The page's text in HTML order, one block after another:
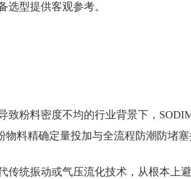
选型提供客观参考。
粉料密度不均的行业背景下，
料精确定量投加与全流程防潮防堵塞
传统振动或气压流化技术，从根本上